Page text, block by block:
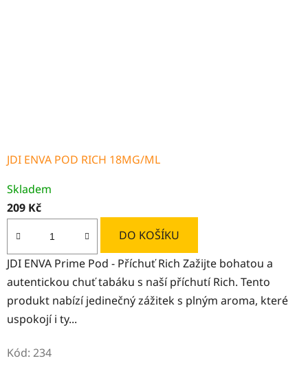
JDI ENVA POD RICH 18MG/ML
Skladem
209 Kč
DO KOŠÍKU
JDI ENVA Prime Pod - Příchuť Rich Zažijte bohatou a
autentickou chuť tabáku s naší příchutí Rich. Tento
produkt nabízí jedinečný zážitek s plným aroma, které
uspokojí i ty...
Kód: 234